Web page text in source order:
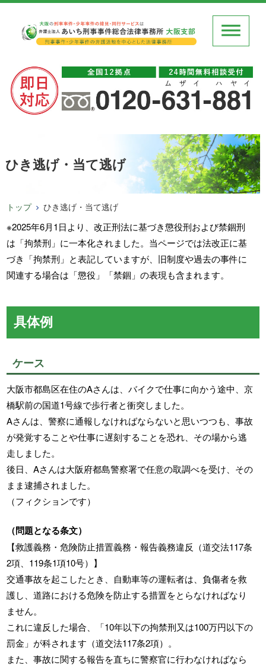
ひき逃げ・当て逃げ
トップ ひき逃げ・当て逃げ
※2025年6月1日より、改正刑法に基づき懲役刑および禁錮刑
は「拘禁刑」に一本化されました。当ページでは法改正に基
づき「拘禁刑」と表記していますが、旧制度や過去の事件に
関連する場合は「懲役」「禁錮」の表現も含まれます。
具体例
ケース
大阪市都島区在住のAさんは、バイクで仕事に向かう途中、京
橋駅前の国道1号線で歩行者と衝突しました。
Aさんは、警察に通報しなければならないと思いつつも、事故
が発覚することや仕事に遅刻することを恐れ、その場から逃
走しました。
後日、Aさんは大阪府都島警察署で任意の取調べを受け、その
まま逮捕されました。
（フィクションです）
（問題となる条文）
【救護義務・危険防止措置義務・報告義務違反（道交法117条
2項、119条1項10号）】
交通事故を起こしたとき、自動車等の運転者は、負傷者を救
護し、道路における危険を防止する措置をとらなければなり
ません。
これに違反した場合、「10年以下の拘禁刑又は100万円以下の
罰金」が科されます（道交法117条2項）。
また、事故に関する報告を直ちに警察官に行わなければなら